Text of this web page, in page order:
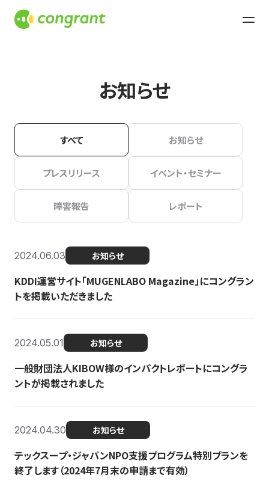
お知らせ
すべて お知らせ
プレスリリース イベント・セミナー
障害報告 レポート
2024.06.03 お知らせ
KDDI運営サイト「MUGENLABO Magazine」にコングラン
トを掲載いただきました
2024.05.01 お知らせ
一般財団法人KIBOW様のインパクトレポートにコングラ
ントが掲載されました
2024.04.30 お知らせ
テックスープ・ジャパンNPO支援プログラム特別プランを
終了します（2024年7月末の申請まで有効）